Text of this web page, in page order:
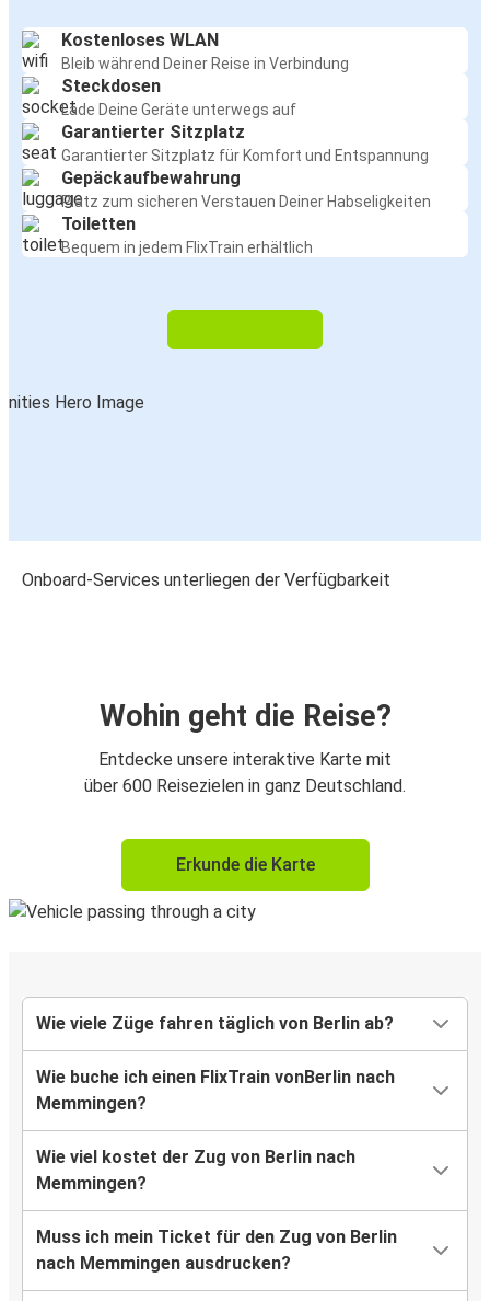
Kostenloses WLAN
Bleib während Deiner Reise in Verbindung
Steckdosen
Lade Deine Geräte unterwegs auf
Garantierter Sitzplatz
Garantierter Sitzplatz für Komfort und Entspannung
Gepäckaufbewahrung
Platz zum sicheren Verstauen Deiner Habseligkeiten
Toiletten
Bequem in jedem FlixTrain erhältlich
Onboard-Services unterliegen der Verfügbarkeit
Wohin geht die Reise?
Entdecke unsere interaktive Karte mit
über 600 Reisezielen in ganz Deutschland.
Erkunde die Karte
Wie viele Züge fahren täglich von Berlin ab?
Wie buche ich einen FlixTrain vonBerlin nach
Memmingen?
Wie viel kostet der Zug von Berlin nach
Memmingen?
Muss ich mein Ticket für den Zug von Berlin
nach Memmingen ausdrucken?